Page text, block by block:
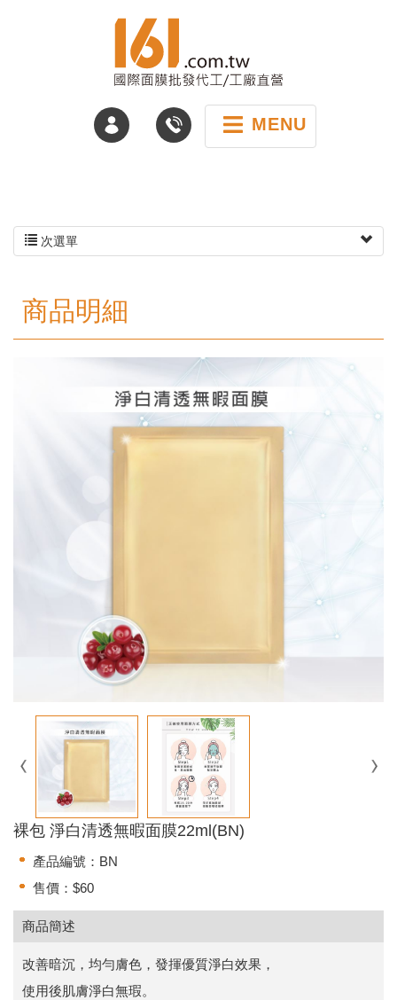
MENU
次選單
商品明細
裸包 淨白清透無暇面膜22ml(BN)
產品編號：BN
售價：$60
商品簡述
改善暗沉，均勻膚色，發揮優質淨白效果，
使用後肌膚淨白無瑕。